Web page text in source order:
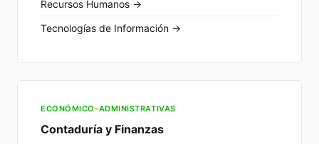
Recursos Humanos →
Tecnologías de Información →
ECONÓMICO-ADMINISTRATIVAS
Contaduría y Finanzas